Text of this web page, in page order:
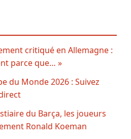
critiqué en Allemagne :
parce que… »
du Monde 2026 : Suivez
du Barça, les joueurs
Ronald Koeman